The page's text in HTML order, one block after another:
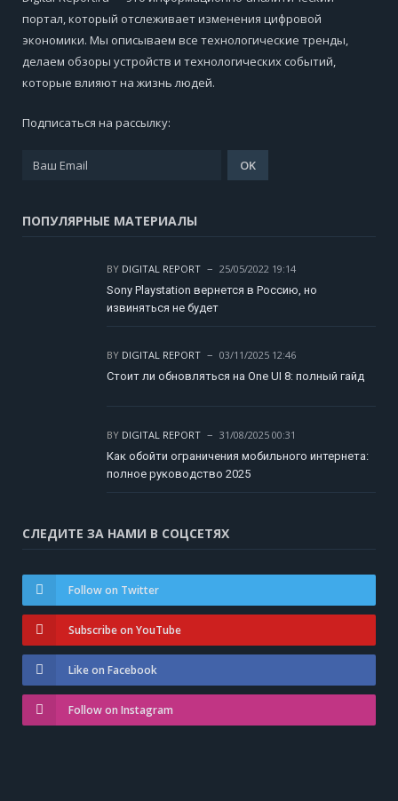
портал, который отслеживает изменения цифровой
экономики. Мы описываем все технологические тренды,
делаем обзоры устройств и технологических событий,
которые влияют на жизнь людей.
Подписаться на рассылку:
ПОПУЛЯРНЫЕ МАТЕРИАЛЫ
BY DIGITAL REPORT
25/05/2022 19:14
Sony Playstation вернется в Россию, но
извиняться не будет
BY DIGITAL REPORT
03/11/2025 12:46
Стоит ли обновляться на One UI 8: полный гайд
BY DIGITAL REPORT
31/08/2025 00:31
Как обойти ограничения мобильного интернета:
полное руководство 2025
СЛЕДИТЕ ЗА НАМИ В СОЦСЕТЯХ
Follow on Twitter
Subscribe on YouTube
Like on Facebook
Follow on Instagram